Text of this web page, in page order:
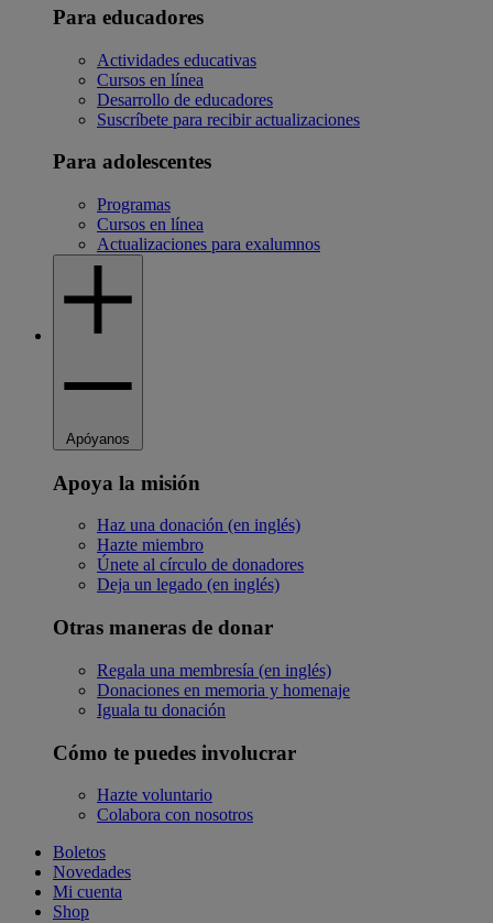
Para educadores
Actividades educativas
Cursos en línea
Desarrollo de educadores
Suscríbete para recibir actualizaciones
Para adolescentes
Programas
Cursos en línea
Actualizaciones para exalumnos
Apóyanos
Apoya la misión
Haz una donación (en inglés)
Hazte miembro
Únete al círculo de donadores
Deja un legado (en inglés)
Otras maneras de donar
Regala una membresía (en inglés)
Donaciones en memoria y homenaje
Iguala tu donación
Cómo te puedes involucrar
Hazte voluntario
Colabora con nosotros
Boletos
Novedades
Mi cuenta
Shop